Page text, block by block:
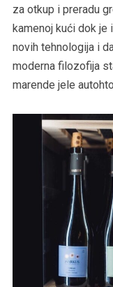
za otkup i preradu
kamenoj kući dok je
novih tehnologija i
moderna filozofija
marende jele